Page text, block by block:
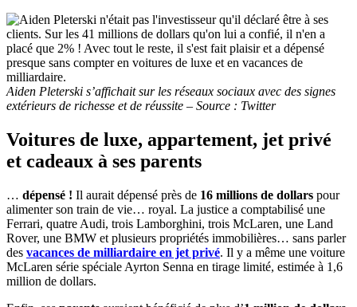
Aiden Pleterski s’affichait sur les réseaux sociaux avec des signes
extérieurs de richesse et de réussite – Source : Twitter
Voitures de luxe, appartement, jet privé
et cadeaux à ses parents
… dépensé ! Il aurait dépensé près de 16 millions de dollars pour
alimenter son train de vie… royal. La justice a comptabilisé une
Ferrari, quatre Audi, trois Lamborghini, trois McLaren, une Land
Rover, une BMW et plusieurs propriétés immobilières… sans parler
des vacances de milliardaire en jet privé. Il y a même une voiture
McLaren série spéciale Ayrton Senna en tirage limité, estimée à 1,6
million de dollars.